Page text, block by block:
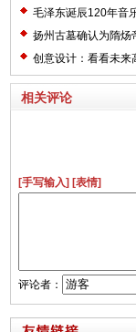
毛泽东诞辰120年音
扬州古墓确认为隋炀
创意设计：看看未来
相关评论
[手写输入] [表情]
评论者：